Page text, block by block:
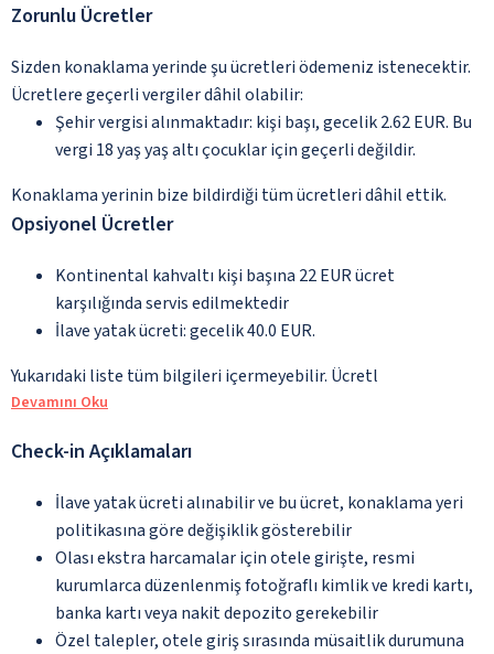
Zorunlu Ücretler
Sizden konaklama yerinde şu ücretleri ödemeniz istenecektir.
Ücretlere geçerli vergiler dâhil olabilir:
Şehir vergisi alınmaktadır: kişi başı, gecelik 2.62 EUR. Bu
vergi 18 yaş yaş altı çocuklar için geçerli değildir.
Konaklama yerinin bize bildirdiği tüm ücretleri dâhil ettik.
Opsiyonel Ücretler
Kontinental kahvaltı kişi başına 22 EUR ücret
karşılığında servis edilmektedir
İlave yatak ücreti: gecelik 40.0 EUR.
Yukarıdaki liste tüm bilgileri içermeyebilir. Ücretl
Devamını Oku
Check-in Açıklamaları
İlave yatak ücreti alınabilir ve bu ücret, konaklama yeri
politikasına göre değişiklik gösterebilir
Olası ekstra harcamalar için otele girişte, resmi
kurumlarca düzenlenmiş fotoğraflı kimlik ve kredi kartı,
banka kartı veya nakit depozito gerekebilir
Özel talepler, otele giriş sırasında müsaitlik durumuna